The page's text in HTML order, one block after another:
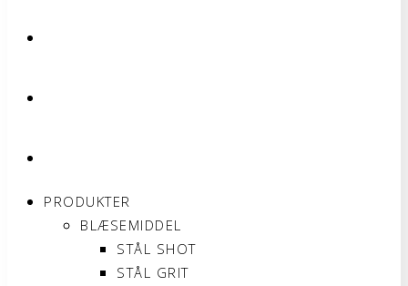
PRODUKTER
BLÆSEMIDDEL
STÅL SHOT
STÅL GRIT